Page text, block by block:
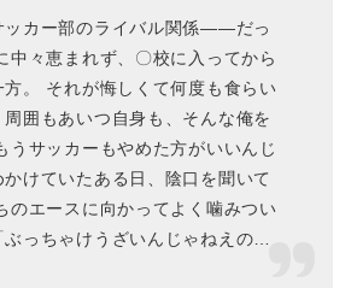
ッカー部のライバル関係――だっ
中々恵まれず、〇校に入ってから
。 それが悔しくて何度も食らい
囲もあいつ自身も、そんな俺を
うサッカーもやめた方がいいんじ
けていたある日、陰口を聞いて
のエースに向かってよく噛みつい
ぶっちゃけうざいんじゃねえの…